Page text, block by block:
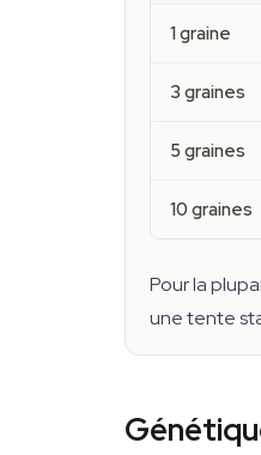
1 graine
3 graines
5 graines
10 graines
Pour la
une tente